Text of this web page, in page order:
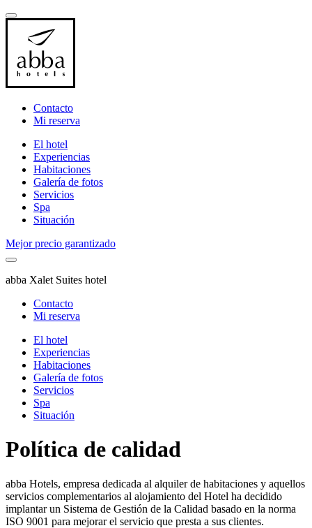
Contacto
Mi reserva
El hotel
Experiencias
Habitaciones
Galería de fotos
Servicios
Spa
Situación
Mejor precio garantizado
abba Xalet Suites hotel
Contacto
Mi reserva
El hotel
Experiencias
Habitaciones
Galería de fotos
Servicios
Spa
Situación
Política de calidad
abba Hotels, empresa dedicada al alquiler de habitaciones y aquellos
servicios complementarios al alojamiento del Hotel ha decidido
implantar un Sistema de Gestión de la Calidad basado en la norma
ISO 9001 para mejorar el servicio que presta a sus clientes.